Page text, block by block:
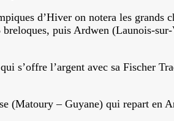
d’Hiver on notera les grands
puis Ardwen (Launois-
s’offre l’argent avec sa Fischer
(Matoury – Guyane) qui repart en